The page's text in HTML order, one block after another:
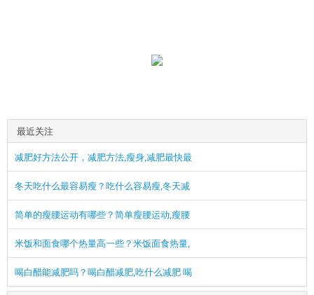
最近关注
减肥好方法公开，减肥方法,瘦身,减肥最快最
冬天吃什么最容易瘦？吃什么容易瘦,冬天减
简单的瘦腰运动有哪些？简单瘦腰运动,瘦腰
米饭和面食哪个热量高一些？米饭面食热量,
喝白醋能减肥吗？喝白醋减肥,吃什么减肥 喝